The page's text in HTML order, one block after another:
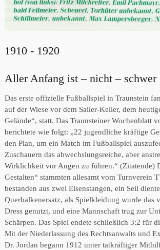
1910 - 1920
Aller Anfang ist – nicht – schwer
Das erste offizielle Fußballspiel in Traunstein
auf der Wiese vor dem Sailer-Keller, dem
Gelände“, statt. Das Traunsteiner Wochenblatt
berichtete wie folgt: „22 jugendliche kräftige
den Plan, um ein Match im Fußballspiel
Zuschauern das abwechslungsreiche, aber
Wirklichkeit vor Augen zu führen.“ (Zitatende)
Gestalten“ stammten allesamt vom Turnverein
bestanden aus zwei Eisenstangen, ein Seil
Querbalkenersatz, als Spielkleidung wurde das
Dress genutzt, und eine Mannschaft trug zur
Schärpen. Das Spiel endete schließlich 3:2 für
Mit der Niederlassung des Rechtsanwalts und
Dr. Jordan begann 1912 unter tatkräftiger